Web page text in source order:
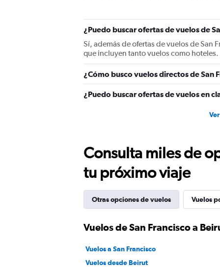
values.
Range:
0
to
4500.
¿Puedo buscar ofertas de vuelos de
Sí, además de ofertas de vuelos de San
que incluyen tanto vuelos como hoteles.
¿Cómo busco vuelos directos de San
¿Puedo buscar ofertas de vuelos en
Consulta miles de
tu próximo viaje
Otras opciones de vuelos Vuelos
Vuelos de San Francisco a
Vuelos a San Francisco
Vuelos desde Beirut